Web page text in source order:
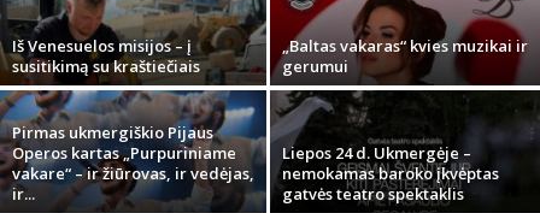
Iš Venesuelos misijos – į
susitikimą su kraštiečiais
„Baltas vakaras“ kvies muzikai ir
gerumui
Pirmas ukmergiškio Pijaus
Operos kartas „Purpuriniame
vakare“ – ir žiūrovas, ir vedėjas,
ir...
Liepos 24 d. Ukmergėje –
nemokamas baroko įkvėptas
gatvės teatro spektaklis